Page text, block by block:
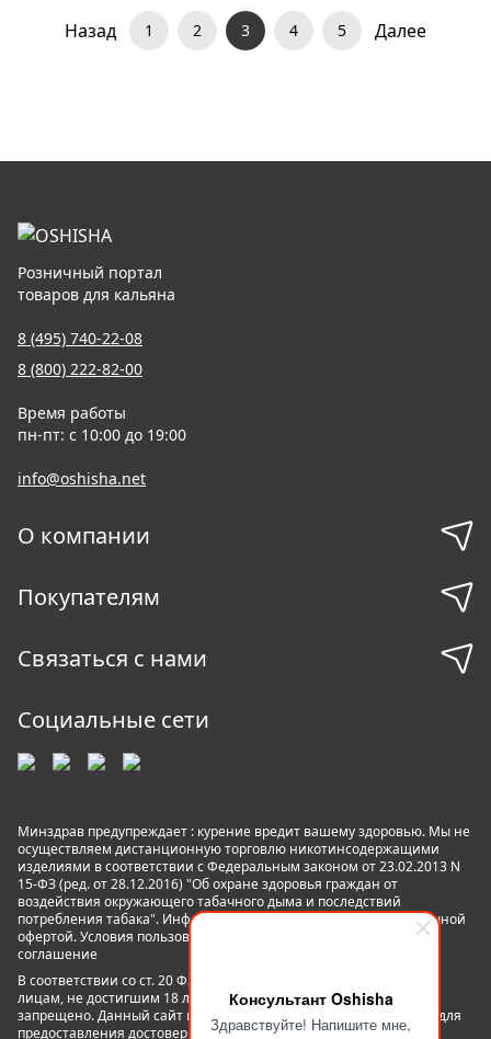
Консультант Oshisha
Здравствуйте! Напишите мне,
Назад 1 2 3 4 5 Далее
Розничный портал
товаров для кальяна
8 (495) 740-22-08
8 (800) 222-82-00
Время работы
пн-пт: с 10:00 до 19:00
info@oshisha.net
О компании
Покупателям
Связаться с нами
Социальные сети
Минздрав предупреждает : курение вредит вашему здоровью. Мы не
осуществляем дистанционную торговлю никотинсодержащими
изделиями в соответствии с Федеральным законом от 23.02.2013 N
15-ФЗ (ред. от 28.12.2016) "Об охране здоровья граждан от
воздействия окружающего табачного дыма и последствий
потребления табака". Информация на сайте не является публичной
офертой. Условия пользования сайтом
соглашение
В соответствии со ст. 20 ФЗ №15 «Об охране здоровья граждан»
лицам, не достигшим 18 лет пользование данным сайтом
запрещено. Данный сайт не является рекламой, а служит лишь для
предоставления достоверной информации о свойствах,